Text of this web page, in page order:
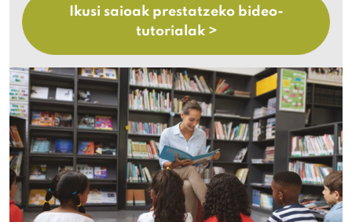
Ikusi saioak prestatzeko bideo-
tutorialak >